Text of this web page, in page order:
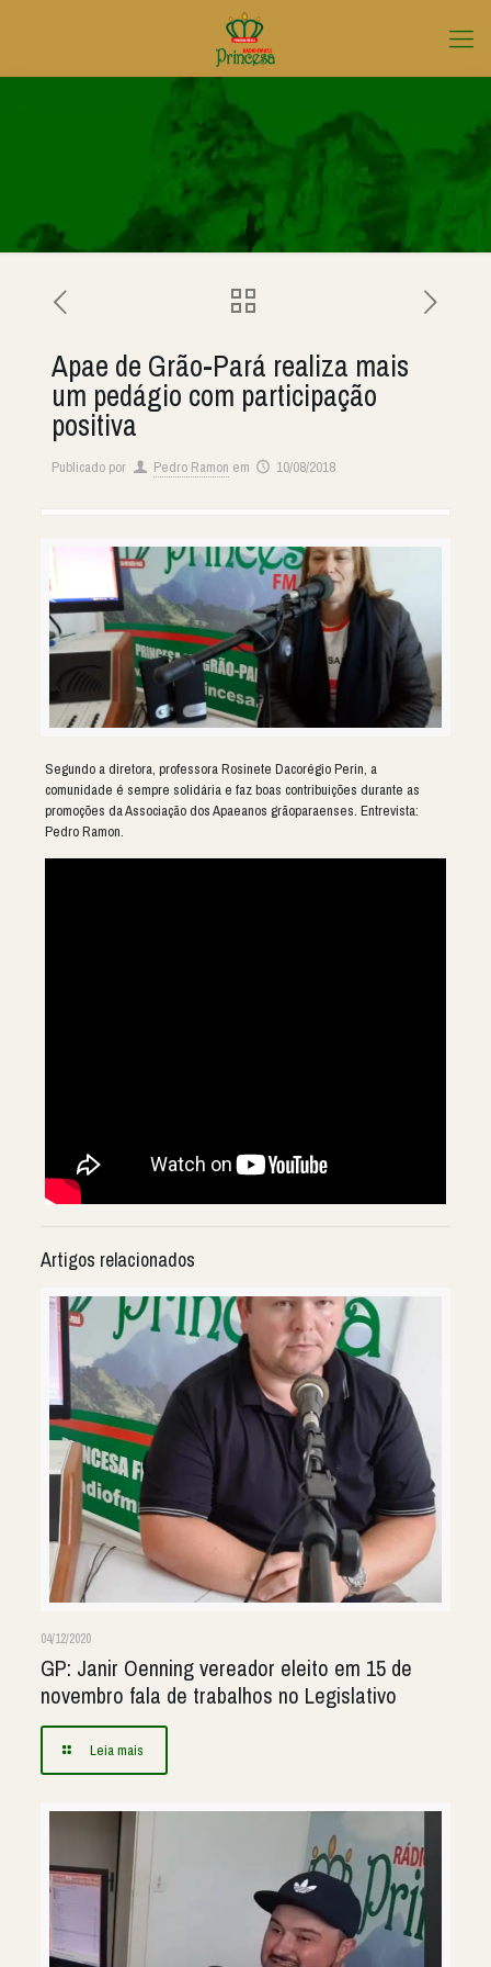
Apae de Grão-Pará realiza mais
um pedágio com participação
positiva
Publicado por Pedro Ramon em 10/08/2018
Segundo a diretora, professora Rosinete Dacorégio Perin, a
comunidade é sempre solidária e faz boas contribuições durante as
promoções da Associação dos Apaeanos grãoparaenses. Entrevista:
Pedro Ramon.
Artigos relacionados
04/12/2020
GP: Janir Oenning vereador eleito em 15 de
novembro fala de trabalhos no Legislativo
Leia mais